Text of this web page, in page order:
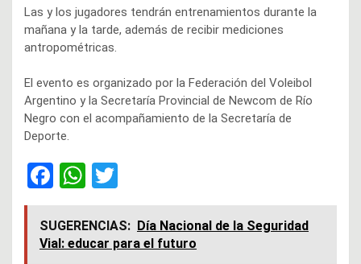
Las y los jugadores tendrán entrenamientos durante la
mañana y la tarde, además de recibir mediciones
antropométricas.
El evento es organizado por la Federación del Voleibol
Argentino y la Secretaría Provincial de Newcom de Río
Negro con el acompañamiento de la Secretaría de
Deporte.
F
a
ce
b
W
h
at
s
wi
tt
er
SUGERENCIAS: Día Nacional de la Seguridad
Vial: educar para el futuro